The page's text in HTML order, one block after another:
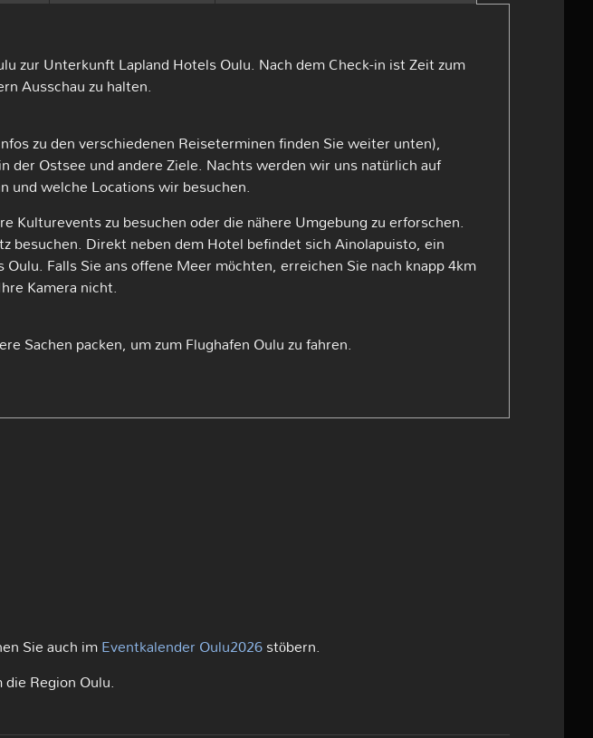
zur Unterkunft Lapland Hotels Oulu. Nach dem Check-in ist Zeit zum
Ausschau zu halten.
zu den verschiedenen Reiseterminen finden Sie weiter unten),
Ostsee und andere Ziele. Nachts werden wir uns natürlich auf
welche Locations wir besuchen.
Kulturevents zu besuchen oder die nähere Umgebung zu erforschen.
besuchen. Direkt neben dem Hotel befindet sich Ainolapuisto, ein
Falls Sie ans offene Meer möchten, erreichen Sie nach knapp 4km
Kamera nicht.
Sachen packen, um zum Flughafen Oulu zu fahren.
Sie auch imEventkalender Oulu2026stöbern.
Region Oulu.